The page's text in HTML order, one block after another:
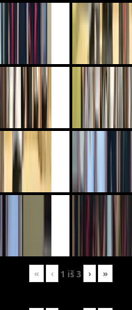
« ‹ 1 iš3 › »